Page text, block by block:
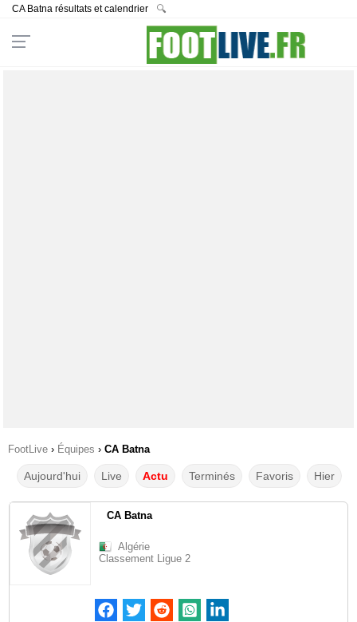
CA Batna résultats et calendrier 🔍
FootLive › Équipes › CA Batna
Aujourd'hui Live Actu Terminés Favoris Hier
CA Batna
Algérie
Classement Ligue 2